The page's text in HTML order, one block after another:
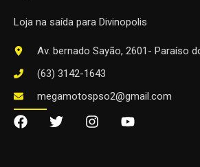
Loja na saída para Divinopolis
Av. bernado Sayão, 2601- Paraíso
(63) 3142-1643
megamotospso2@gmail.com